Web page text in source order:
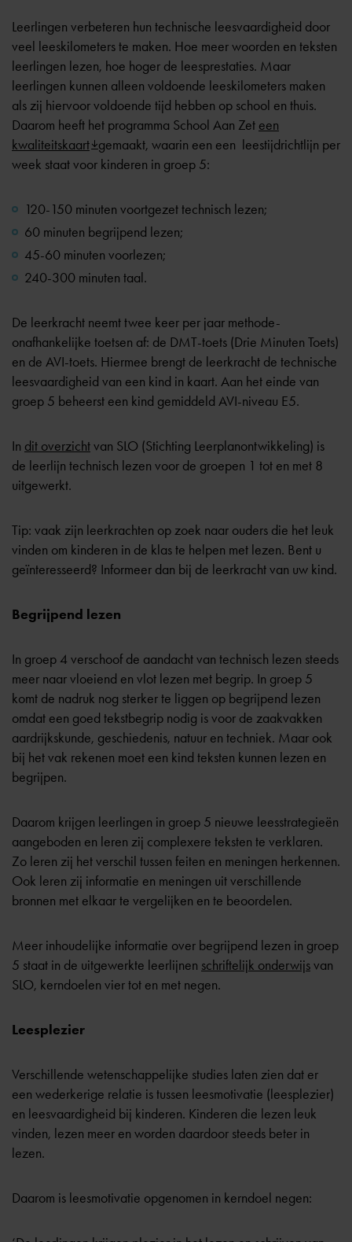
Leerlingen verbeteren hun technische leesvaardigheid door
veel leeskilometers te maken. Hoe meer woorden en teksten
leerlingen lezen, hoe hoger de leesprestaties. Maar
leerlingen kunnen alleen voldoende leeskilometers maken
als zij hiervoor voldoende tijd hebben op school en thuis.
Daarom heeft het programma School Aan Zet een
kwaliteitskaart gemaakt, waarin een een leestijdrichtlijn per
week staat voor kinderen in groep 5:
120-150 minuten voortgezet technisch lezen;
60 minuten begrijpend lezen;
45-60 minuten voorlezen;
240-300 minuten taal.
De leerkracht neemt twee keer per jaar methode-
onafhankelijke toetsen af: de DMT-toets (Drie Minuten Toets)
en de AVI-toets. Hiermee brengt de leerkracht de technische
leesvaardigheid van een kind in kaart. Aan het einde van
groep 5 beheerst een kind gemiddeld AVI-niveau E5.
In dit overzichtvan SLO (Stichting Leerplanontwikkeling) is
de leerlijn technisch lezen voor de groepen 1 tot en met 8
uitgewerkt.
Tip: vaak zijn leerkrachten op zoek naar ouders die het leuk
vinden om kinderen in de klas te helpen met lezen. Bent u
geïnteresseerd? Informeer dan bij de leerkracht van uw kind.
Begrijpend lezen
In groep 4 verschoof de aandacht van technisch lezen steeds
meer naar vloeiend en vlot lezen met begrip. In groep 5
komt de nadruk nog sterker te liggen op begrijpend lezen
omdat een goed tekstbegrip nodig is voor de zaakvakken
aardrijkskunde, geschiedenis, natuur en techniek. Maar ook
bij het vak rekenen moet een kind teksten kunnen lezen en
begrijpen.
Daarom krijgen leerlingen in groep 5 nieuwe leesstrategieën
aangeboden en leren zij complexere teksten te verklaren.
Zo leren zij het verschil tussen feiten en meningen herkennen.
Ook leren zij informatie en meningen uit verschillende
bronnen met elkaar te vergelijken en te beoordelen.
Meer inhoudelijke informatie over begrijpend lezen in groep
5 staat in de uitgewerkte leerlijnen schriftelijk onderwijsvan
SLO, kerndoelen vier tot en met negen.
Leesplezier
Verschillende wetenschappelijke studies laten zien dat er
een wederkerige relatie is tussen leesmotivatie (leesplezier)
en leesvaardigheid bij kinderen. Kinderen die lezen leuk
vinden, lezen meer en worden daardoor steeds beter in
lezen.
Daarom is leesmotivatie opgenomen in kerndoel negen: